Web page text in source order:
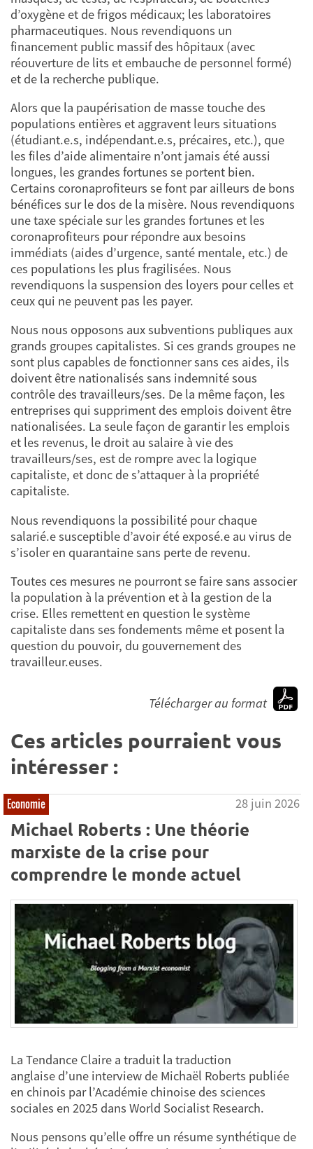
d’oxygène et de frigos médicaux; les laboratoires
pharmaceutiques. Nous revendiquons un
financement public massif des hôpitaux (avec
réouverture de lits et embauche de personnel formé)
et de la recherche publique.
Alors que la paupérisation de masse touche des
populations entières et aggravent leurs situations
(étudiant.e.s, indépendant.e.s, précaires, etc.), que
les files d’aide alimentaire n’ont jamais été aussi
longues, les grandes fortunes se portent bien.
Certains coronaprofiteurs se font par ailleurs de bons
bénéfices sur le dos de la misère. Nous revendiquons
une taxe spéciale sur les grandes fortunes et les
coronaprofiteurs pour répondre aux besoins
immédiats (aides d’urgence, santé mentale, etc.) de
ces populations les plus fragilisées. Nous
revendiquons la suspension des loyers pour celles et
ceux qui ne peuvent pas les payer.
Nous nous opposons aux subventions publiques aux
grands groupes capitalistes. Si ces grands groupes ne
sont plus capables de fonctionner sans ces aides, ils
doivent être nationalisés sans indemnité sous
contrôle des travailleurs/ses. De la même façon, les
entreprises qui suppriment des emplois doivent être
nationalisées. La seule façon de garantir les emplois
et les revenus, le droit au salaire à vie des
travailleurs/ses, est de rompre avec la logique
capitaliste, et donc de s’attaquer à la propriété
capitaliste.
Nous revendiquons la possibilité pour chaque
salarié.e susceptible d’avoir été exposé.e au virus de
s’isoler en quarantaine sans perte de revenu.
Toutes ces mesures ne pourront se faire sans associer
la population à la prévention et à la gestion de la
crise. Elles remettent en question le système
capitaliste dans ses fondements même et posent la
question du pouvoir, du gouvernement des
travailleur.euses.
Télécharger au format
Ces articles pourraient vous
intéresser :
Economie 28 juin 2026
Michael Roberts : Une théorie
marxiste de la crise pour
comprendre le monde actuel
La Tendance Claire a traduit la traduction
anglaise d’une interview de Michaël Roberts publiée
en chinois par l’Académie chinoise des sciences
sociales en 2025 dans World Socialist Research.
Nous pensons qu’elle offre un résume synthétique de